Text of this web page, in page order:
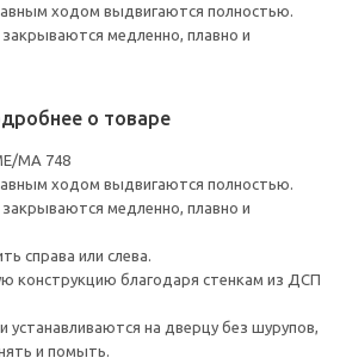
ходом выдвигаются полностью.
медленно, плавно и
о товаре
MA 748
ходом выдвигаются полностью.
медленно, плавно и
справа или слева.
конструкцию благодаря стенкам из ДСП
на дверцу без шурупов,
и помыть.